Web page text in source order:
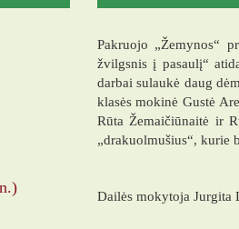
Pakruojo „Žemynos“
žvilgsnis į pasaulį“
darbai sulaukė daug
klasės mokinė Gustė
Rūta Žemaičiūnaitė ir
„drakuolmušius“,
Dailės mokytoja Jurgita